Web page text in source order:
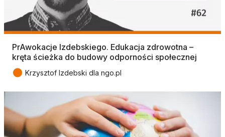
PrAwokacje Izdebskiego. Edukacja zdrowotna –
kręta ścieżka do budowy odporności społecznej
● Krzysztof Izdebski dla ngo.pl